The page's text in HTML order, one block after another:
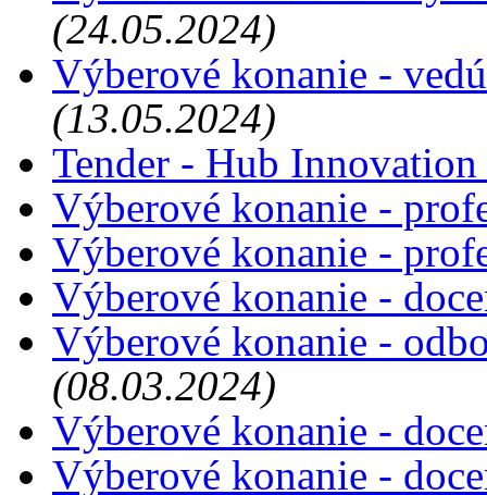
(24.05.2024)
Výberové konanie -
(13.05.2024)
Tender - Hub
Výberové konanie -
Výberové konanie -
Výberové konanie -
Výberové konanie -
(08.03.2024)
Výberové konanie -
Výberové konanie -